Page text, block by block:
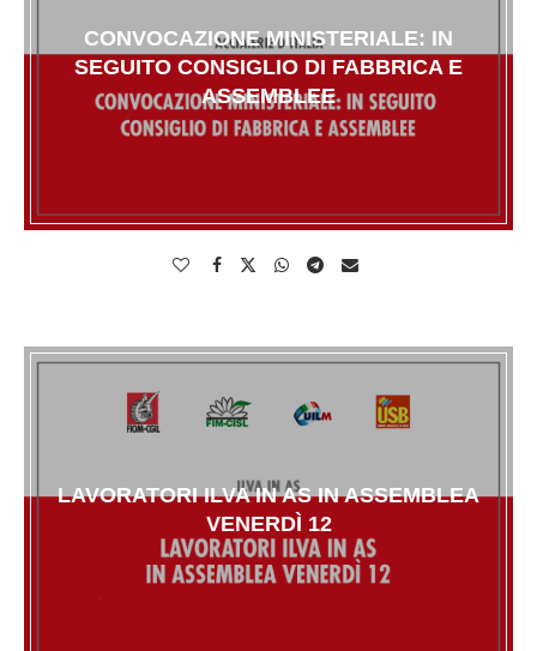
CONVOCAZIONE MINISTERIALE: IN
SEGUITO CONSIGLIO DI FABBRICA E
ASSEMBLEE
LAVORATORI ILVA IN AS IN ASSEMBLEA
VENERDÌ 12